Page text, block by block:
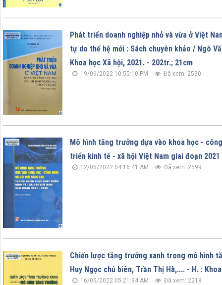
Phát triển doanh nghiệp nhỏ và vừa ở Việt
tự do thế hệ mới : Sách chuyên khảo / Ngô
Khoa học Xã hội, 2021. - 202tr.; 21cm
19/06/2022 10:55:10 PM Đã xem: 2590
Mô hình tăng trưởng dựa vào khoa học -
triển kinh tế - xã hội Việt Nam giai đoạn
12/05/2022 04:16:41 AM Đã xem: 2599
Chiến lược tăng trưởng xanh trong mô hình
Huy Ngọc chủ biên, Trần Thị Hà,.... - H. :
16/05/2022 05:21:34 AM Đã xem: 2218